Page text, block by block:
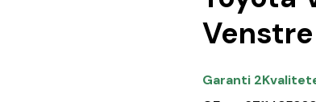
Venstre
Garanti 2